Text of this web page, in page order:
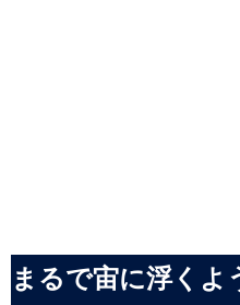
まるで宙に浮くよ